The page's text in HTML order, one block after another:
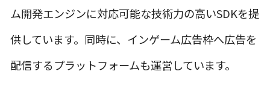
ム開発エンジンに対応可能な技術力の高いSDKを提
供しています。同時に、インゲーム広告枠へ広告を
配信するプラットフォームも運営しています。